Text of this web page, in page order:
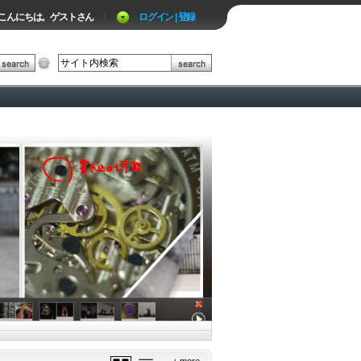
んにちは。ゲストさん ログイン | 登録